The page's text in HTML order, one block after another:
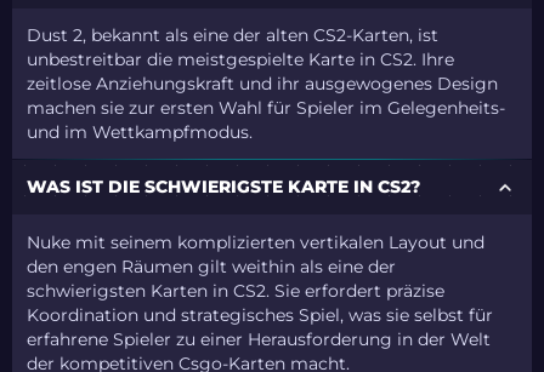
Dust 2, bekannt als eine der alten CS2-Karten, ist
unbestreitbar die meistgespielte Karte in CS2. Ihre
zeitlose Anziehungskraft und ihr ausgewogenes Design
machen sie zur ersten Wahl für Spieler im Gelegenheits-
und im Wettkampfmodus.
WAS IST DIE SCHWIERIGSTE KARTE IN CS2?
Nuke mit seinem komplizierten vertikalen Layout und
den engen Räumen gilt weithin als eine der
schwierigsten Karten in CS2. Sie erfordert präzise
Koordination und strategisches Spiel, was sie selbst für
erfahrene Spieler zu einer Herausforderung in der Welt
der kompetitiven Csgo-Karten macht.